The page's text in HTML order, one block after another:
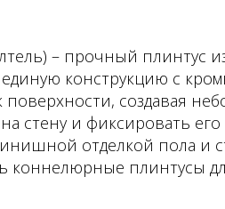
– прочный плинтус
конструкцию с
создавая
стену и фиксировать
отделкой пола и
коннелюрные плинтусы